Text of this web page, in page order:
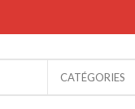
CATÉGORIES